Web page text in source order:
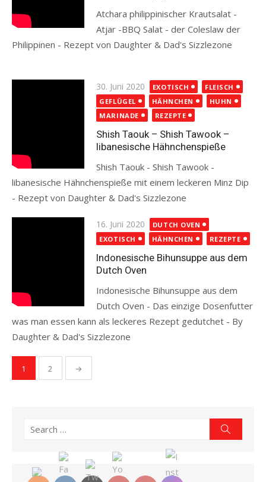
Atchara philippinischer Krautsalat -
Atjar -BBQ Salat - der Coleslaw der
Philippinen - Rezept von Daughter & Dad's Sizzlezone
Posted
on
30. Juni 2020 EXOTISCH
FLEISCH
GEFLÜGEL
HÄHNCHEN
HUHN
MARINADE
REZEPTE
Shish Taouk – Shish Tawook –
libanesische Hähnchenspieße
Shish Taouk - Shish Tawook -
libanesische Hähnchenspieße mit einem leckeren Minz Dip
- Rezept von Daughter & Dad's Sizzlezone
Posted
on
16. Juni 2020
DUTCH OVEN
EXOTISCH
HÄHNCHEN REZEPTE
Indonesische Bihunsuppe aus dem
Dutch Oven
Indonesische Bihunsuppe aus dem
Dutch Oven - Das einzige Dosenfutter
was man essen kann als leckeres Rezept gedutchet - By
Daughter & Dad's Sizzlezone
Seitennummerierung
der
1 2 →
Search